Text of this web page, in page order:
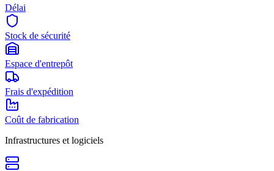
Délai
Stock de sécurité
Espace d'entrepôt
Frais d'expédition
Coût de fabrication
Infrastructures et logiciels